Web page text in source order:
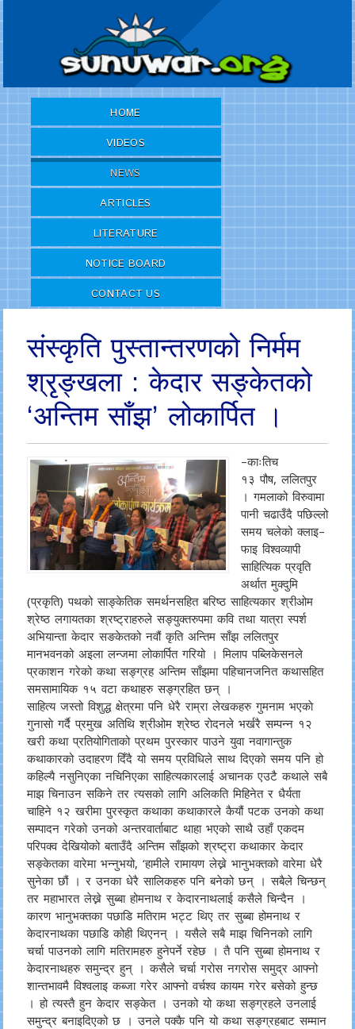
HOME
VIDEOS
NEWS
ARTICLES
LITERATURE
NOTICE BOARD
CONTACT US
संस्कृति पुस्तान्तरणको निर्मम
श्रृङ्खला : केदार सङ्केतको
‘अन्तिम साँझ’ लोकार्पित ।
–काःतिच
१३ पौष, ललितपुर
। गमलाको विरुवामा
पानी चढाउँदै पछिल्लो
समय चलेको क्लाइ–
फाइ विश्वव्यापी
साहित्यिक प्रवृति
अर्थात मुक्दुमि
(प्रकृति) पथको साङ्केतिक समर्थनसहित बरिष्ठ साहित्यकार श्रीओम
श्रेष्ठ लगायतका श्रष्ट्राहरुले सङ्युक्तरुपमा कवि तथा यात्रा स्पर्श
अभियान्ता केदार सङकेतको नवौं कृति अन्तिम साँझ ललितपुर
मानभवनको अइला लन्जमा लोकार्पित गरियो । मिलाप पब्लिकेसनले
प्रकाशन गरेको कथा सङ्ग्रह अन्तिम साँझमा पहिचानजनित कथासहित
समसामायिक १५ वटा कथाहरु सङ्ग्रहित छन् ।
साहित्य जस्तो विशुद्ध क्षेत्रमा पनि धेरै राम्रा लेखकहरु गुमनाम भएकाे
गुनासाे गर्दै प्रमुख अतिथि श्रीओम श्रेष्ठ राेदनले भर्खरै सम्पन्न १२
खरी कथा प्रतियोगिताको प्रथम पुरस्कार पाउने युवा नवागान्तुक
कथाकारको उदाहरण दिँदै यो समय प्रविधिले साथ दिएको समय पनि हो
कहिल्यै नसुनिएका नचिनिएका साहित्यकारलाई अचानक एउटै कथाले सबै
माझ चिनाउन सकिने तर त्यसको लागि अलिकति मिहिनेत र धैर्यता
चाहिने १२ खरीमा पुरस्कृत कथाका कथाकारले कैयौं पटक उनकाे कथा
सम्पादन गरेको उनको अन्तरवार्ताबाट थाहा भएको साथै उहाँ एकदम
परिपक्व देखियोको बताउँदै अन्तिम साँझको श्रष्ट्रा कथाकार केदार
सङ्केतका वारेमा भन्नुभयो, ‘हामीले रामायण लेख्ने भानुभक्तको वारेमा धेरै
सुनेका छौं । र उनका धेरै सालिकहरु पनि बनेको छन् । सबैले चिन्छन्
तर महाभारत लेख्ने सुब्बा होमनाथ र केदारनाथलाई कसैले चिन्दैन ।
कारण भानुभक्तका पछाडि मतिराम भट्ट थिए तर सुब्बा होमनाथ र
केदारनाथका पछाडि कोही थिएनन् । यसैले सबै माझ चिनिनको लागि
चर्चा पाउनको लागि मतिरामहरु हुनेपर्ने रहेछ । तै पनि सुब्बा होमनाथ र
केदारनाथहरु समुन्द्र हुन् । कसैले चर्चा गरोस नगरोस समुद्र आफ्नो
शान्तभावमै विश्वलाइ कब्जा गरेर आफ्नो वर्चश्व कायम गरेर बसेको हुन्छ
। हो त्यस्तै हुन केदार सङ्केत । उनको यो कथा सङ्ग्रहले उनलाई
समुन्द्र बनाइदिएको छ । उनले पक्कै पनि यो कथा सङ्ग्रहबाट सम्मान